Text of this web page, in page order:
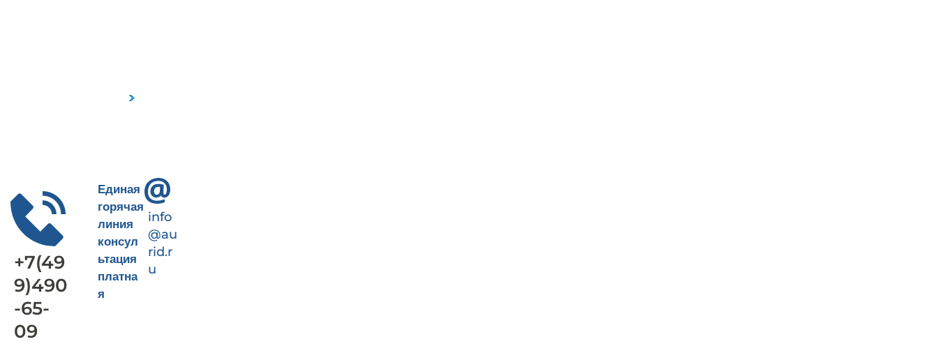
+7(49
9)490
-65-
09
Единая
горячая
линия
консул
ьтация
платна
я
info
@au
rid.r
u